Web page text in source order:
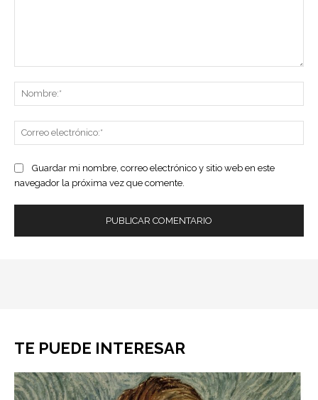
Guardar mi nombre, correo electrónico y sitio web en este
navegador la próxima vez que comente.
TE PUEDE INTERESAR